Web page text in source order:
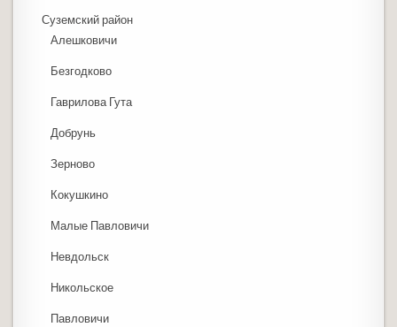
Суземский район
Алешковичи
Безгодково
Гаврилова Гута
Добрунь
Зерново
Кокушкино
Малые Павловичи
Невдольск
Никольское
Павловичи